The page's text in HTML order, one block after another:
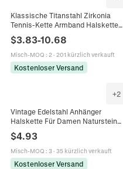
Klassische Titanstahl Zirkonia
Tennis-Kette Armband Halskette
Für Unisex Glänzende Zirkonia
Gliederkette Mode Schmuck
Geschenk
$3.83-10.68
Misch-MOQ : 2· 201 kürzlich verkauft
Kostenloser Versand
+2
Vintage Edelstahl Anhänger
Halskette Für Damen Naturstein
Goldene Kugelkette Schmuck
Geschenk
$4.93
Misch-MOQ : 3· 35 kürzlich verkauft
Kostenloser Versand